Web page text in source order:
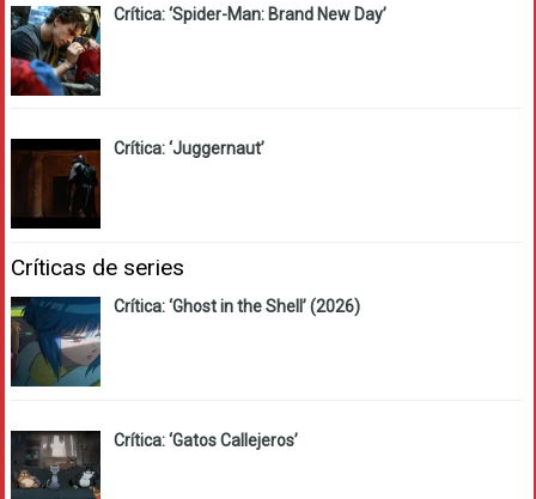
Crítica: ‘Spider-Man: Brand New Day’
Crítica: ‘Juggernaut’
Críticas de series
Crítica: ‘Ghost in the Shell’ (2026)
Crítica: ‘Gatos Callejeros’